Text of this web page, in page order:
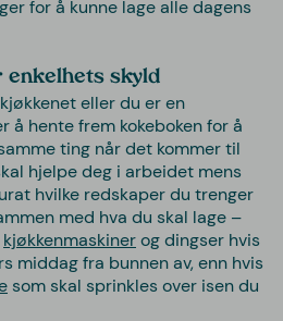
for å kunne lage alle dagens
skyld
eller du er en
å hente frem kokeboken for å
ting når det kommer til
hjelpe deg i arbeidet mens
hvilke redskaper du trenger
med hva du skal lage –
kjøkkenmaskinerog dingser hvis
middag fra bunnen av, enn hvis
som skal sprinkles over isen du